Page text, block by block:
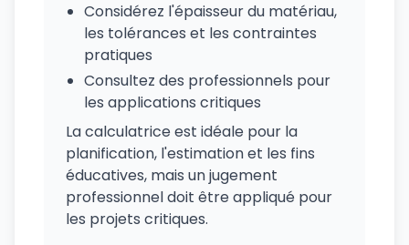
Considérez l'épaisseur du matériau,
les tolérances et les contraintes
pratiques
Consultez des professionnels pour
les applications critiques
La calculatrice est idéale pour la
planification, l'estimation et les fins
éducatives, mais un jugement
professionnel doit être appliqué pour
les projets critiques.